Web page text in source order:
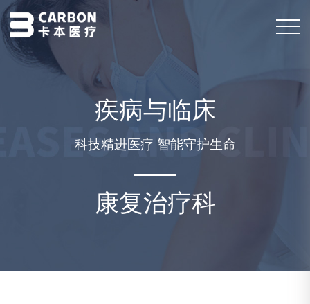
疾病与临床
科技精进医疗 智能守护生命
康复治疗科